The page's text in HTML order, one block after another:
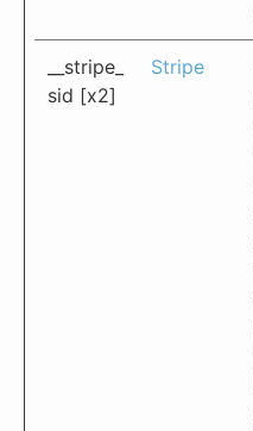
__stripe_
sid [x2]
Stripe